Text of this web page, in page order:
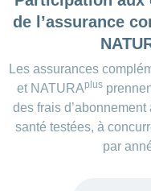
personnalisation
en cas de
tous nos efforts, il est
de l’assurance
Les assurances
et NATURAplus
des frais
santé testées, à
par